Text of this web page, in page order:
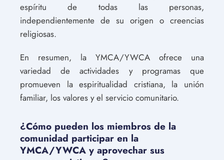
espíritu de todas las personas,
independientemente de su origen o creencias
religiosas.
En resumen, la YMCA/YWCA ofrece una
variedad de actividades y programas que
promueven la espiritualidad cristiana, la unión
familiar, los valores y el servicio comunitario.
¿Cómo pueden los miembros de la
comunidad participar en la
YMCA/YWCA y aprovechar sus